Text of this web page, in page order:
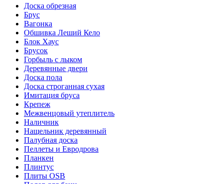
Доска обрезная
Брус
Вагонка
Обшивка Леший Кело
Блок Хаус
Брусок
Горбыль с лыком
Деревянные двери
Доска пола
Доска строганная сухая
Имитация бруса
Крепеж
Межвенцовый утеплитель
Наличник
Нащельник деревянный
Палубная доска
Пеллеты и Евродрова
Планкен
Плинтус
Плиты OSB